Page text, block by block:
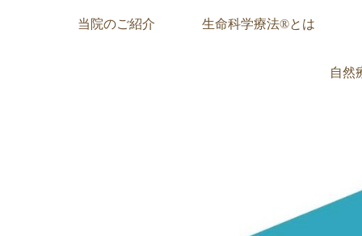
当院のご紹介 生命科学療法®︎とは
自然